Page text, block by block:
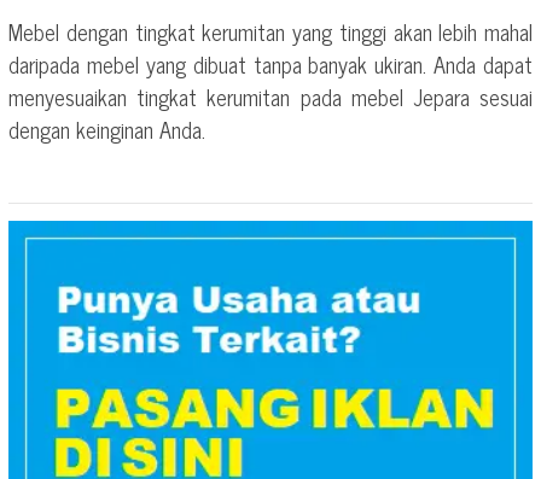
Mebel dengan tingkat kerumitan yang tinggi akan lebih mahal
daripada mebel yang dibuat tanpa banyak ukiran. Anda dapat
menyesuaikan tingkat kerumitan pada mebel Jepara sesuai
dengan keinginan Anda.